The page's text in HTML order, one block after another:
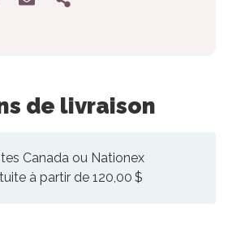
de livraison
Canada ou Nationex
à partir de 120,00 $